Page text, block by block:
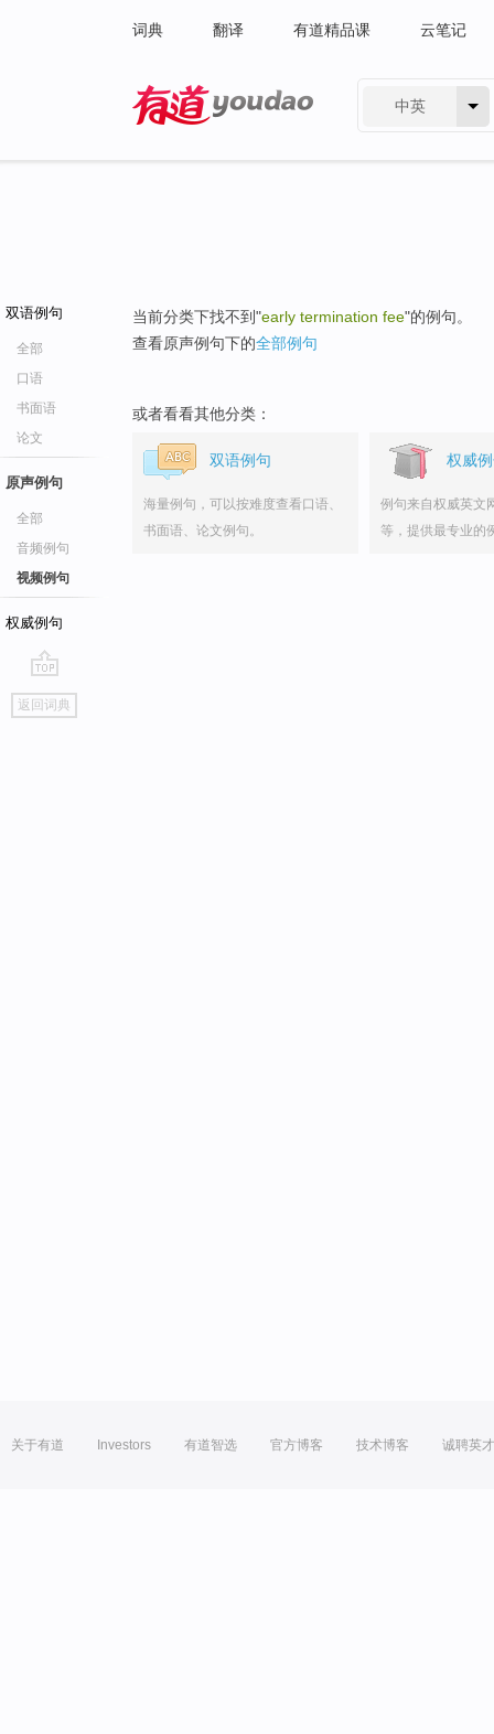
词典 翻译 有道精品课 云笔记
中英
双语例句
全部
口语
书面语
论文
原声例句
全部
音频例句
视频例句
权威例句
go
top
返回词典
当前分类下找不到"early termination fee"的例句。
查看原声例句下的全部例句
或者看看其他分类：
双语例句
海量例句，可以按难度查看口语、
书面语、论文例句。
权威
例句来自权威英文
等，提供最专业的
关于有道 Investors 有道智选 官方博客 技术博客 诚聘英才